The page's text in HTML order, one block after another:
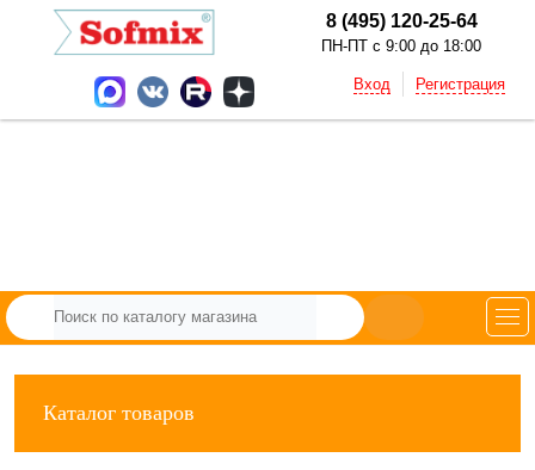
8 (495) 120-25-64
ПН-ПТ с 9:00 до 18:00
Вход Регистрация
Каталог товаров